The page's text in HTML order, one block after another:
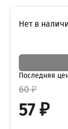
Нет в
Последняя
60 ₽
57 ₽